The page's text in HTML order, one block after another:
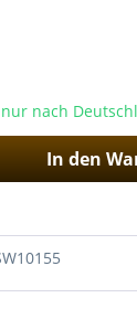
nach
In den